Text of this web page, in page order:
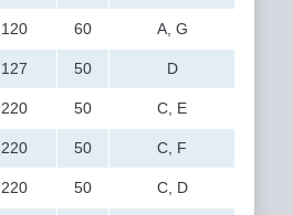
120 60 A, G
127 50 D
220 50 C, E
220 50 C, F
220 50 C, D